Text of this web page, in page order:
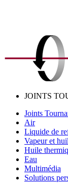
JOINTS
Joints
Air
Liquide de
Vapeur et
Huile
Eau
Multimédia
Solutions